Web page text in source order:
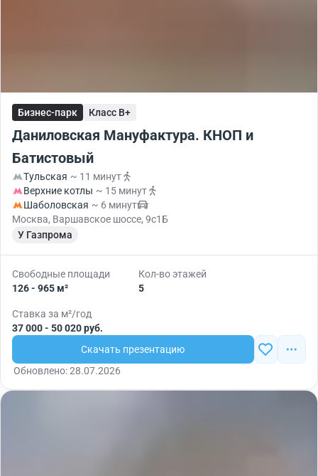
Бизнес-парк Класс B+
Даниловская Мануфактура. КНОП и
Батистовый
Тульская ~ 11 минут
Верхние котлы ~ 15 минут
Шаболовская ~ 6 минут
Москва, Варшавское шоссе, 9с1Б
У Газпрома
Свободные площади
126 - 965 м²
Кол-во этажей
5
Ставка за м²/год
37 000 - 50 020 руб.
Скачать презентацию
Обновлено: 28.07.2026